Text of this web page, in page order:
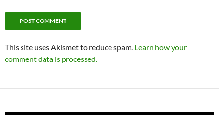
This site uses Akismet to reduce spam. Learn how your
comment data is processed.